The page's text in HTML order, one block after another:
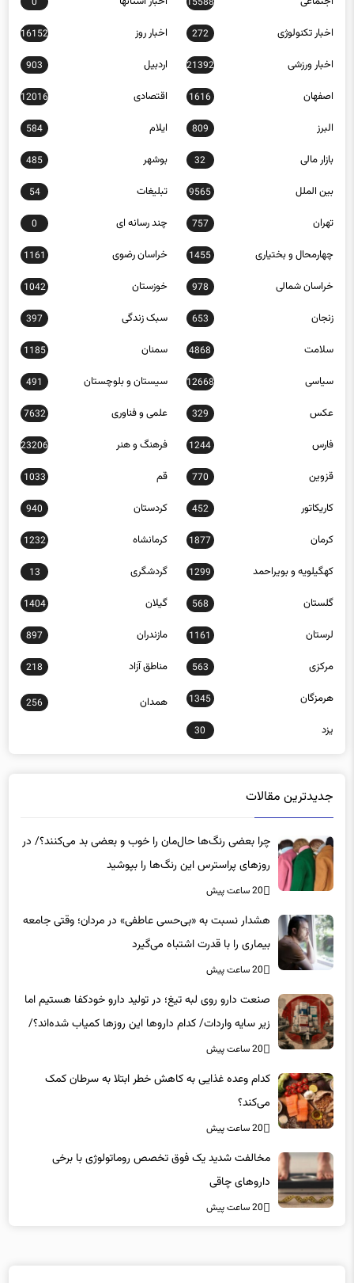
اخبار تکنولوژی 272 اخبار روز 16152
اخبار ورزشی 21392 اردبیل 903
اصفهان 1616 اقتصادی 12016
البرز 809 ایلام 584
بازار مالی 32 بوشهر 485
بین الملل 9565 تبلیغات 54
تهران 757 چند رسانه ای 0
چهارمحال و بختیاری 1455 خراسان رضوی 1161
خراسان شمالی 978 خوزستان 1042
زنجان 653 سبک زندگی 397
سلامت 4868 سمنان 1185
سیاسی 12668 سیستان و بلوچستان 491
عکس 329 علمی و فناوری 7632
فارس 1244 فرهنگ و هنر 23206
قزوین 770 قم 1033
کاریکاتور 452 کردستان 940
کرمان 1877 کرمانشاه 1232
کهگیلویه و بویراحمد 1299 گردشگری 13
گلستان 568 گیلان 1404
لرستان 1161 مازندران 897
مرکزی 563 مناطق آزاد 218
هرمزگان 1345
256
یزد 30
چرا بعضی رنگ‌ها حال‌مان را خوب و بعضی بد می‌کنند؟/ در
روزهای پراسترس این رنگ‌ها را بپوشید
20 ساعت پیش
هشدار نسبت به «بی‌حسی عاطفی» در مردان؛ وقتی جامعه
بیماری را با قدرت اشتباه می‌گیرد
20 ساعت پیش
صنعت دارو روی لبه تیغ؛ در تولید دارو خودکفا هستیم اما
زیر سایه واردات/ کدام داروها این روزها کمیاب شده‌اند؟/
«کشور سه ماه ذخیره دارویی دارد»
20 ساعت پیش
کدام وعده غذایی به کاهش خطر ابتلا به سرطان کمک
می‌کند؟
20 ساعت پیش
مخالفت شدید یک فوق تخصص روماتولوژی با برخی
داروهای چاقی
20 ساعت پیش